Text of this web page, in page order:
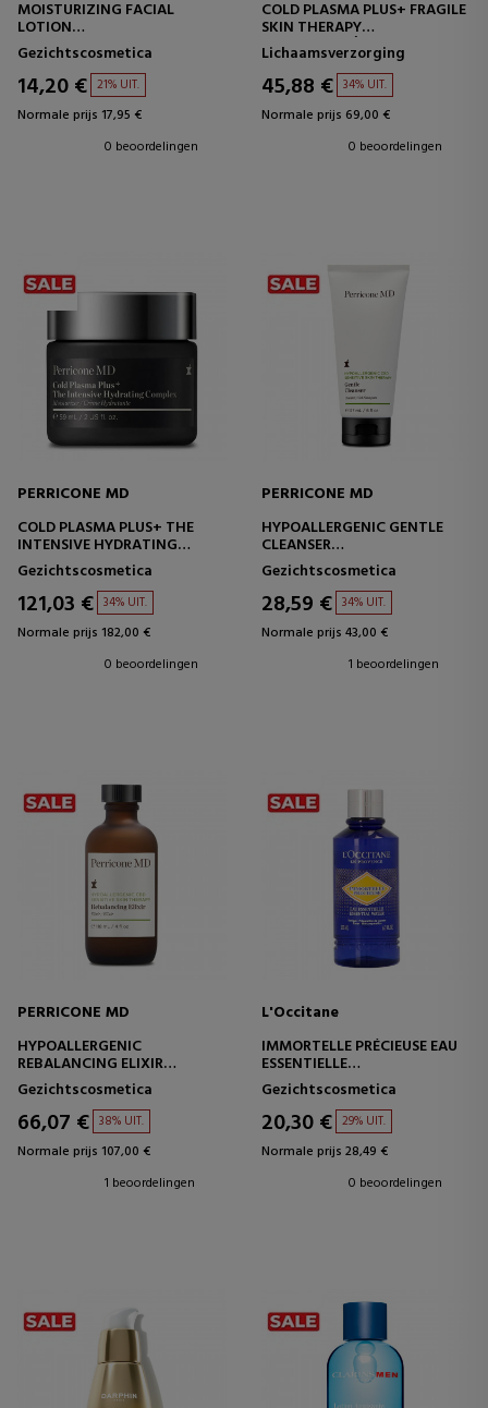
MOISTURIZING FACIAL
LOTION
HYDRATERENDE
GEZICHTSLOTION
Gezichtscosmetica
14,20 € 21% UIT.
Normale prijs 17,95 €
0 beoordelingen
COLD PLASMA PLUS+ FRAGILE
SKIN THERAPY
LICHAAMSCRÈME
Lichaamsverzorging
45,88 € 34% UIT.
Normale prijs 69,00 €
0 beoordelingen
PERRICONE MD
COLD PLASMA PLUS+ THE
INTENSIVE HYDRATING
COMPLEX
INTENSIEF HYDRATERENDE
CRÈME
Gezichtscosmetica
121,03 € 34% UIT.
Normale prijs 182,00 €
0 beoordelingen
PERRICONE MD
HYPOALLERGENIC GENTLE
CLEANSER
GEZICHTSREINIGER -
GEVOELIGE HUID
Gezichtscosmetica
28,59 € 34% UIT.
Normale prijs 43,00 €
1 beoordelingen
PERRICONE MD
HYPOALLERGENIC
REBALANCING ELIXIR
HYDRATERENDE EN
VERZACHTENDE
BEHANDELING
Gezichtscosmetica
66,07 € 38% UIT.
Normale prijs 107,00 €
1 beoordelingen
L'Occitane
IMMORTELLE PRÉCIEUSE EAU
ESSENTIELLE
HUIDVOORBEREIDENDE
TONER
Gezichtscosmetica
20,30 € 29% UIT.
Normale prijs 28,49 €
0 beoordelingen